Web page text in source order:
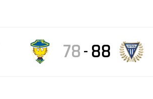
78 - 88